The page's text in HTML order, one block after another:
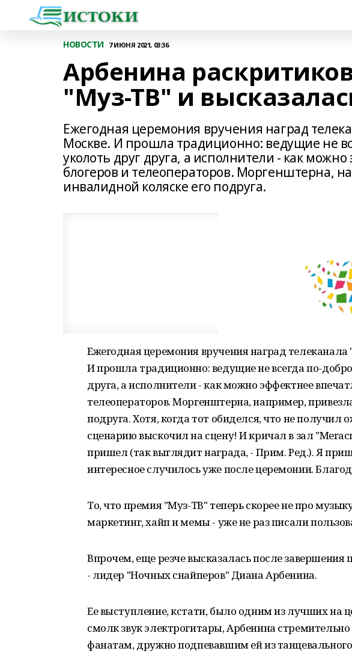
НОВОСТИ 7 ИЮНЯ 2021, 03:36
Арбенина
"Муз-ТВ" и
Ежегодная церемония вручения наград
Москве. И прошла традиционно: ведущие не
уколоть друг друга, а исполнители - как
блогеров и телеоператоров. Моргенштерна,
инвалидной коляске его подруга.
Ежегодная церемония вручения наград телеканала
И прошла традиционно: ведущие не всегда по-
друга, а исполнители - как можно эффектнее
телеоператоров. Моргенштерна, например,
подруга. Хотя, когда тот обиделся, что не получил
сценарию выскочил на сцену! И кричал в зал
пришел (так выглядит награда, - Прим. Ред.). Я
интересное случилось уже после церемонии.
То, что премия "Муз-ТВ" теперь скорее не про
маркетинг, хайп и мемы - уже не раз писали
Впрочем, еще резче высказалась после завершения
- лидер "Ночных снайперов" Диана Арбенина.
Ее выступление, кстати, было одним из лучших на
смолк звук электрогитары, Арбенина
фанатам, дружно подпевавшим ей из